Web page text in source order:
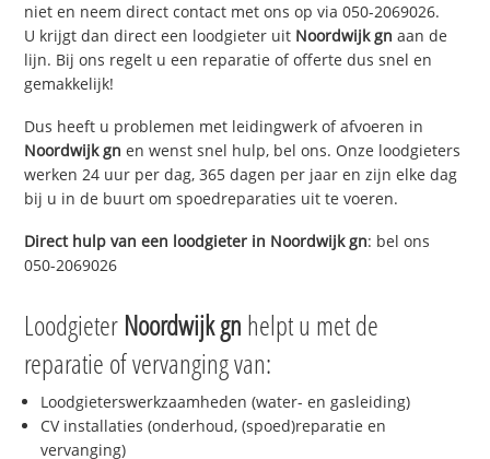
niet en neem direct contact met ons op via 050-2069026.
U krijgt dan direct een loodgieter uit Noordwijk gn aan de
lijn. Bij ons regelt u een reparatie of offerte dus snel en
gemakkelijk!
Dus heeft u problemen met leidingwerk of afvoeren in
Noordwijk gn en wenst snel hulp, bel ons. Onze loodgieters
werken 24 uur per dag, 365 dagen per jaar en zijn elke dag
bij u in de buurt om spoedreparaties uit te voeren.
Direct hulp van een loodgieter in Noordwijk gn: bel ons
050-2069026
Loodgieter Noordwijk gn helpt u met de
reparatie of vervanging van:
Loodgieterswerkzaamheden (water- en gasleiding)
CV installaties (onderhoud, (spoed)reparatie en
vervanging)